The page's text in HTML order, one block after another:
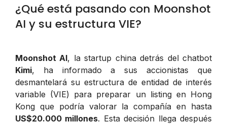
¿Qué está pasando con Moonshot
AI y su estructura VIE?
Moonshot AI, la startup china detrás del chatbot
Kimi, ha informado a sus accionistas que
desmantelará su estructura de entidad de interés
variable (VIE) para preparar un listing en Hong
Kong que podría valorar la compañía en hasta
US$20.000 millones. Esta decisión llega después